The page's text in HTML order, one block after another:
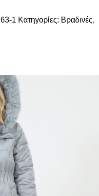
1 Κατηγορίες: Βραδινές,